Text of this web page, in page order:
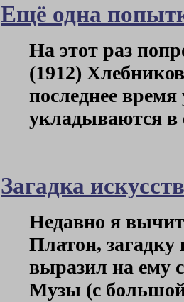
Ещё одна
На этот раз
(1912)
последнее
укладываются в
Загадка
Недавно я
Платон, загадку
выразил на ему
Музы (с